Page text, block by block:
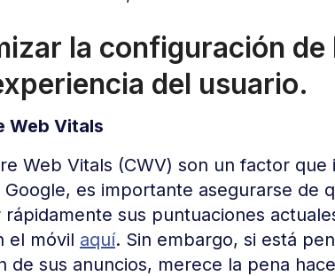
la configuración de
del usuario.
Web Vitals
Web Vitals (CWV) son un factor
es importante asegurarse de
sus puntuaciones
el móvil aquí. Sin embargo, si está
de sus anuncios, merece la pena